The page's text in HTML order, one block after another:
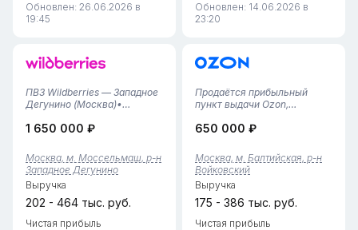
Обновлен: 26.06.2026 в
19:45
Обновлен: 14.06.2026 в
23:20
ПВЗ Wildberries — Западное
Дегунино (Москва)•
Западное Дегунино.
плотной жилой застройкой.•
Тариф: 4,64% (выгодная
ставка для данной зоны).•
Срок работы:...
1 650 000 ₽
Москва, м. Моссельмаш, р-н
Западное Дегунино
Выручка
202 - 464 тыс. руб.
Чистая прибыль
Продаётся прибыльный
пункт выдачи Ozon,
Площадь 30 квадратных
сотрудника. Бизнес
полностью отлажен,
приносит стабильный доход.
Звоните, организуем
просмотр.
650 000 ₽
Москва, м. Балтийская, р-н
Войковский
Выручка
175 - 386 тыс. руб.
Чистая прибыль